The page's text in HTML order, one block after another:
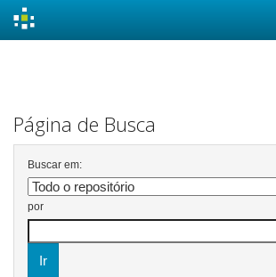
Página de Busca
Buscar em:
por